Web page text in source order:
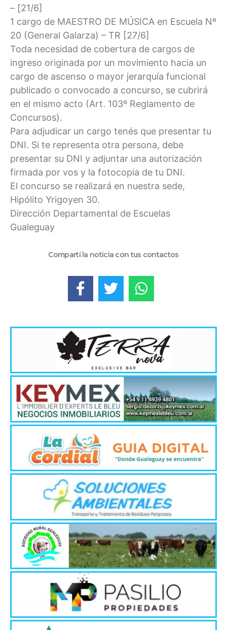
– [21/6]
1 cargo de MAESTRO DE MÚSICA en Escuela Nº
20 (General Galarza) – TR [27/6]
Toda necesidad de cobertura de cargos de
ingreso originada por un movimiento hacia un
cargo de ascenso o mayor jerarquía funcional
publicado o convocado a concurso, se cubrirá
en el mismo acto (Art. 103º Reglamento de
Concursos).
Para adjudicar un cargo tenés que presentar tu
DNI. Si te representa otra persona, debe
presentar su DNI y adjuntar una autorización
firmada por vos y la fotocopia de tu DNI.
El concurso se realizará en nuestra sede,
Hipólito Yrigoyen 30.
Dirección Departamental de Escuelas
Gualeguay
Compartí la noticia con tus contactos